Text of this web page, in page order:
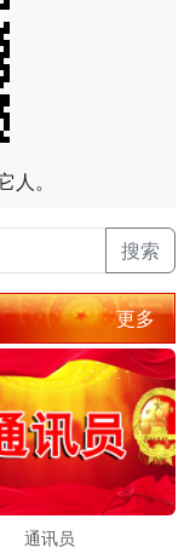
。
搜索
更多
通讯员